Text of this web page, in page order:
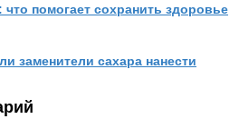
помогает сохранить здоровье
заменители сахара нанести